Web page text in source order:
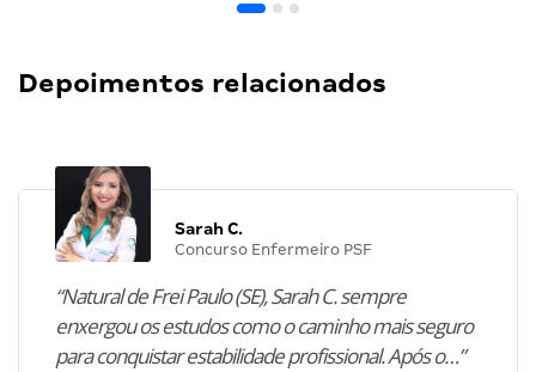
Depoimentos relacionados
Sarah C.
Concurso Enfermeiro PSF
“Natural de Frei Paulo (SE), Sarah C. sempre
enxergou os estudos como o caminho mais seguro
para conquistar estabilidade profissional. Após o…”